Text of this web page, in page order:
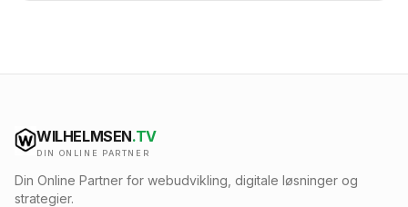
WILHELMSEN.TV
DIN ONLINE PARTNER
Din Online Partner for webudvikling, digitale løsninger og
strategier.